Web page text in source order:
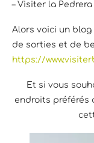
– Visiter la Pedrera
Alors voici un
de sorties et de
https://
Et si vous
endroits préférés